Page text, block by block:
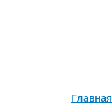
Главная